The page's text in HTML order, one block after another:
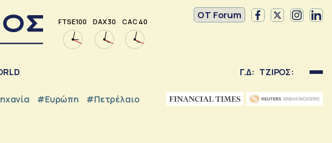
FTSE 100 DAX 30 CAC 40
OT Forum
Γ.Δ: ΤΖΙΡΟΣ:
#Ευρώπη #Πετρέλαιο